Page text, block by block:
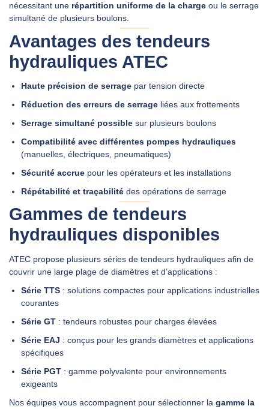
nécessitant une répartition uniforme de la charge ou le serrage
simultané de plusieurs boulons.
Avantages des tendeurs
hydrauliques ATEC
Haute précision de serrage par tension directe
Réduction des erreurs de serrage liées aux frottements
Serrage simultané possible sur plusieurs boulons
Compatibilité avec différentes pompes hydrauliques
(manuelles, électriques, pneumatiques)
Sécurité accrue pour les opérateurs et les installations
Répétabilité et traçabilité des opérations de serrage
Gammes de tendeurs
hydrauliques disponibles
ATEC propose plusieurs séries de tendeurs hydrauliques afin de
couvrir une large plage de diamètres et d’applications :
Série TTS : solutions compactes pour applications industrielles
courantes
Série GT : tendeurs robustes pour charges élevées
Série EAJ : conçus pour les grands diamètres et applications
spécifiques
Série PGT : gamme polyvalente pour environnements
exigeants
Nos équipes vous accompagnent pour sélectionner la gamme la